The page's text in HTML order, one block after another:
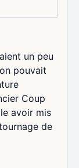
un peu
pouvait
Coup
avoir mis
de